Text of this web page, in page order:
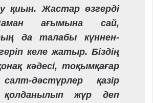
қиын. Жастар өзгерді
ағымына сай,
да талабы күннен-
келе жатыр. Біздің
кәдесі, тоқымқағар
дәстүрлер қазір
қолданылып жүр деп